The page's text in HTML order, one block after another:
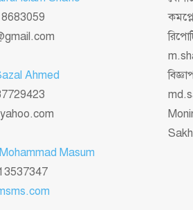
Ahmed
Mohammad Masum